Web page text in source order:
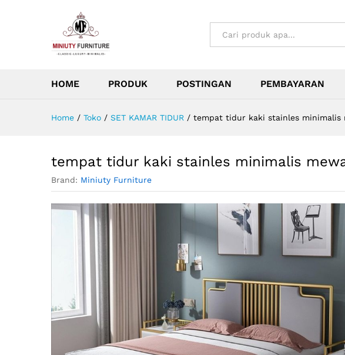
HOME PRODUK POSTINGAN PEMBAYARAN
Home / Toko / SET KAMAR TIDUR / tempat tidur kaki stainles minimalis
tempat tidur kaki stainles minimalis
Brand: Miniuty Furniture